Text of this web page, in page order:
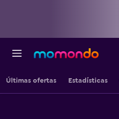
Últimas ofertas Estadísticas